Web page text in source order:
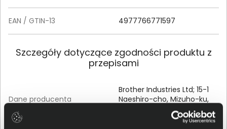
EAN / GTIN-13 4977766771597
Szczegóły dotyczące zgodności produktu z
przepisami
Dane producenta
Brother Industries Ltd; 15-1
Naeshiro-cho, Mizuho-ku,
Nagoya, 467-8561, Japan